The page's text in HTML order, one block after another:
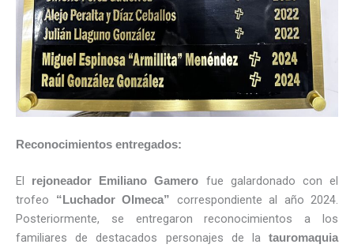
Reconocimientos entregados:
El rejoneador Emiliano Gamero fue galardonado con el
trofeo
“Luchador Olmeca”
correspondiente al año 2024.
Posteriormente, se entregaron reconocimientos a los
familiares de destacados personajes de la tauromaquia